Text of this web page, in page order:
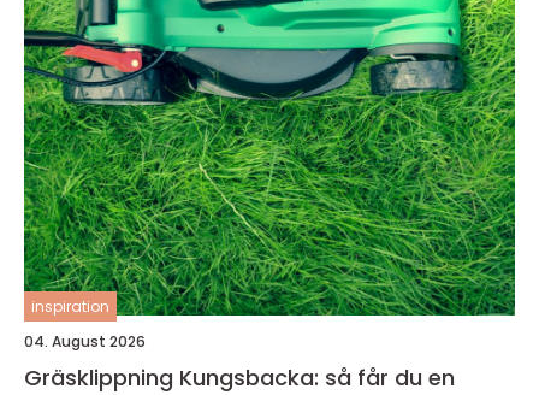
inspiration
04. August 2026
Gräsklippning Kungsbacka: så får du en